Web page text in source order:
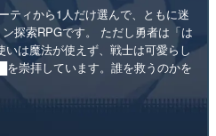
ティから1人だけ選んで、ともに迷
探索RPGです。 ただし勇者は「は
は魔法が使えず、戦士は可愛らし
崇拝しています。誰を救うのかを